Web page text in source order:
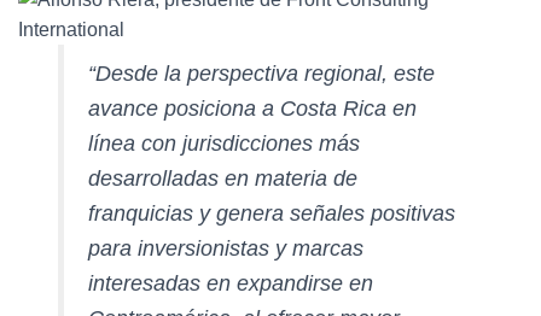
“Desde la perspectiva regional, este
avance posiciona a Costa Rica en
línea con jurisdicciones más
desarrolladas en materia de
franquicias y genera señales positivas
para inversionistas y marcas
interesadas en expandirse en